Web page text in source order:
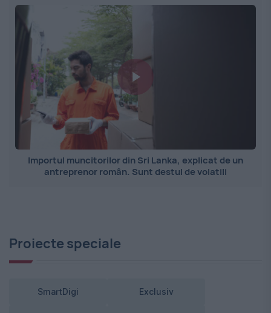
Importul muncitorilor din Sri Lanka, explicat de un
antreprenor român. Sunt destul de volatili
Proiecte speciale
SmartDigi Exclusiv